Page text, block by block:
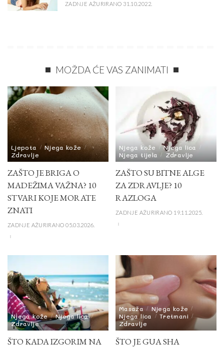
ZADNJE AŽURIRANO 31.10.2022.
MOŽDA ĆE VAS ZANIMATI
Ljepota
Njega kože
Zdravlje
ZAŠTO JE BRIGA O
MADEŽIMA VAŽNA? 10
STVARI KOJE MORATE
ZNATI
ZADNJE AŽURIRANO 05.03.2026.
Njega kože
Njega lica
Njega tijela
Zdravlje
ZAŠTO SU BITNE ALGE
ZA ZDRAVLJE? 10
RAZLOGA
ZADNJE AŽURIRANO 19.11.2025.
Njega kože
Njega lica
Zdravlje
ŠTO KADA IZGORIM NA
Masaža
Njega kože
Njega lica
Tretmani
Zdravlje
ŠTO JE GUA SHA